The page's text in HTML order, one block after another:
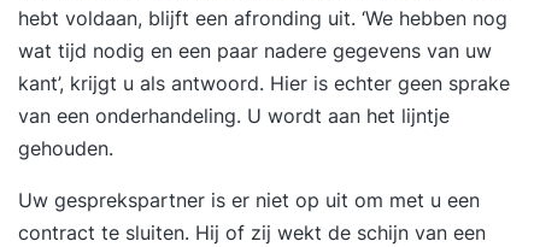
hebt voldaan, blijft een afronding uit. ‘We hebben nog
wat tijd nodig en een paar nadere gegevens van uw
kant’, krijgt u als antwoord. Hier is echter geen sprake
van een onderhandeling. U wordt aan het lijntje
gehouden.
Uw gesprekspartner is er niet op uit om met u een
contract te sluiten. Hij of zij wekt de schijn van een